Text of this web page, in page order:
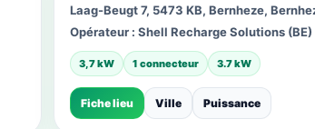
Laag-Beugt 7, 5473 KB, Bernheze,
Opérateur : Shell Recharge Solutions (BE)
3,7 kW 1 connecteur 3.7 kW
Fiche lieu Ville Puissance